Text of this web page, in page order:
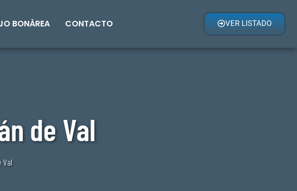
BONÀREA CONTACTO VER LISTADO
de Val
Val